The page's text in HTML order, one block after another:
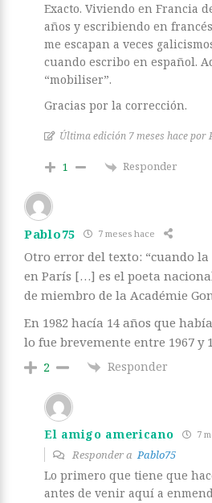
Exacto. Viviendo en Francia
años y escribiendo en
me escapan a veces
cuando escribo en español.
“mobiliser”.
Gracias por la corrección.
Última edición 7 meses hace por
1 Responder
Pablo75 7 meses hace
Otro error del texto: “cuando
en París […] es el poeta
de miembro de la Académie
En 1982 hacía 14 años que
lo fue brevemente entre 1967 y
2 Responder
El amigo americano 7
Responder aPablo75
Lo primero que tiene que
antes de venir aquí a